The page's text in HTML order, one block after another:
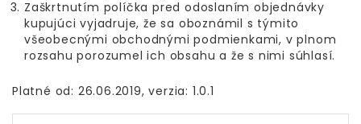
Zaškrtnutím políčka pred odoslaním objednávky
kupujúci vyjadruje, že sa oboznámil s týmito
všeobecnými obchodnými podmienkami, v plnom
rozsahu porozumel ich obsahu a že s nimi súhlasí.
Platné od: 26.06.2019, verzia: 1.0.1